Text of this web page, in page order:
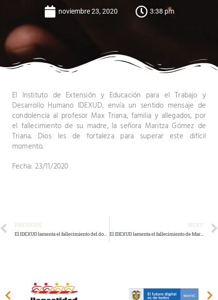
noviembre 23, 2020 3:38 pm
El Instituto de Extensión y Educación para el Trabajo y
Desarrollo Humano IDEXUD, envía un sentido mensaje de
condolencia al profesor Max Triana, familia y allegados, por
el fallecimiento de su madre, la señora Maritza Gómez de
Triana. Dios les de fortaleza para superar este difícil
momento.
Fecha: 23/11/2020
PREVIOUS NEXT
El IDEXUD lamenta el fallecimiento de María Inés Gutiérrez de Leiva madre de nuestro compañero Hugo Leiva.